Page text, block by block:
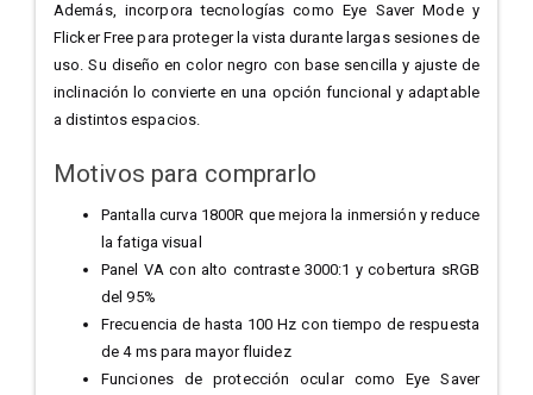
Además, incorpora tecnologías como Eye Saver Mode y
Flicker Free para proteger la vista durante largas sesiones de
uso. Su diseño en color negro con base sencilla y ajuste de
inclinación lo convierte en una opción funcional y adaptable
a distintos espacios.
Motivos para comprarlo
Pantalla curva 1800R que mejora la inmersión y reduce
la fatiga visual
Panel VA con alto contraste 3000:1 y cobertura sRGB
del 95%
Frecuencia de hasta 100 Hz con tiempo de respuesta
de 4 ms para mayor fluidez
Funciones de protección ocular como Eye Saver